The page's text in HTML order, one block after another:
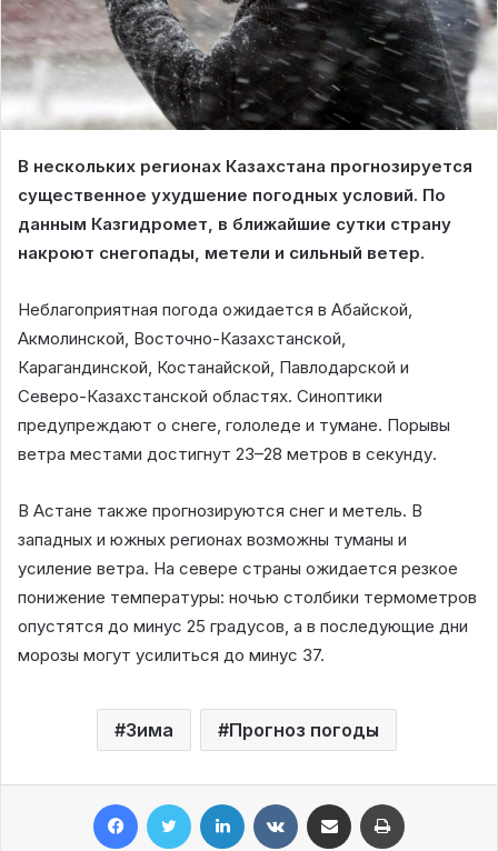
В нескольких регионах Казахстана прогнозируется
существенное ухудшение погодных условий. По
данным Казгидромет, в ближайшие сутки страну
накроют снегопады, метели и сильный ветер.
Неблагоприятная погода ожидается в Абайской,
Акмолинской, Восточно-Казахстанской,
Карагандинской, Костанайской, Павлодарской и
Северо-Казахстанской областях. Синоптики
предупреждают о снеге, гололеде и тумане. Порывы
ветра местами достигнут 23–28 метров в секунду.
В Астане также прогнозируются снег и метель. В
западных и южных регионах возможны туманы и
усиление ветра. На севере страны ожидается резкое
понижение температуры: ночью столбики термометров
опустятся до минус 25 градусов, а в последующие дни
морозы могут усилиться до минус 37.
Зима Прогноз погоды